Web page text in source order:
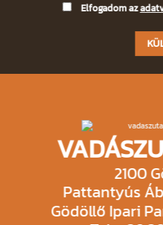
Elfogadom az
2100
Pattantyús
Gödöllő Ipari